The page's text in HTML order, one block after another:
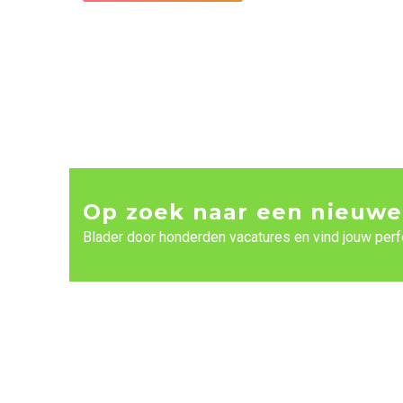
Op zoek naar een
Blader door honderden vacatures en vind jouw